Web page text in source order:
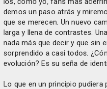
demos un paso atrás y
que se merecen. Un nuevo
larga y llena de contrastes.
nada más que decir y que sin
sorprendido a casi todos.
evolución? Es su seña de
Lo que en un principio